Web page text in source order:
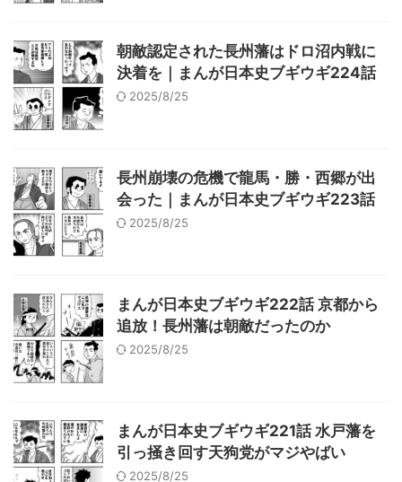
朝敵認定された長州藩はドロ沼内戦に
決着を｜まんが日本史ブギウギ224話
2025/8/25
長州崩壊の危機で龍馬・勝・西郷が出
会った｜まんが日本史ブギウギ223話
2025/8/25
まんが日本史ブギウギ222話 京都から
追放！長州藩は朝敵だったのか
2025/8/25
まんが日本史ブギウギ221話 水戸藩を
引っ掻き回す天狗党がマジやばい
2025/8/25